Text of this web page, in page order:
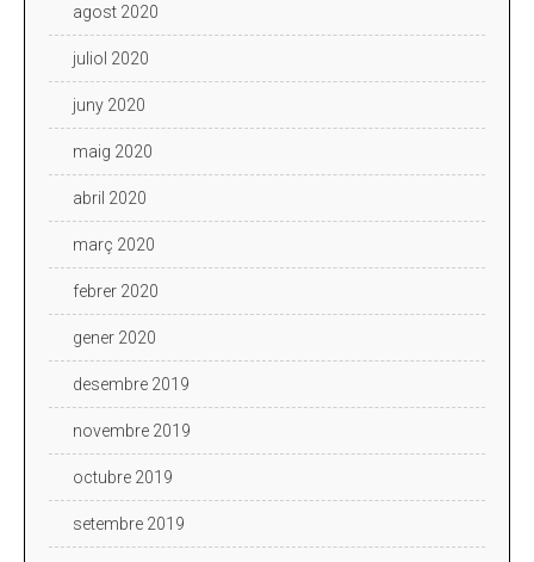
agost 2020
juliol 2020
juny 2020
maig 2020
abril 2020
març 2020
febrer 2020
gener 2020
desembre 2019
novembre 2019
octubre 2019
setembre 2019